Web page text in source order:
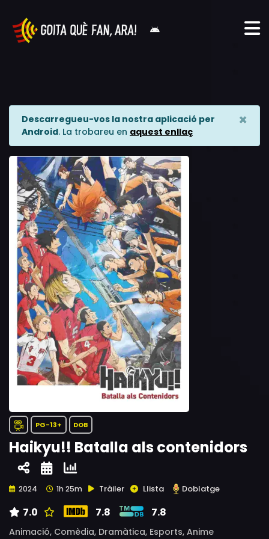
Descarregueu-vos la nostra aplicació per
Android. La trobareu en aquest enllaç
×
PG-13+ DOB
Haikyu!! Batalla als contenidors
2024 1h 25m Tràiler Llista Doblatge
7.0 7.8 7.8
Animació, Comèdia, Dramàtica, Esports, Anime